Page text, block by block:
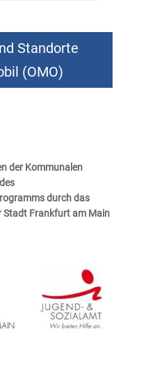
Standorte
(OMO)
der Kommunalen
durch das
Stadt Frankfurt am Main